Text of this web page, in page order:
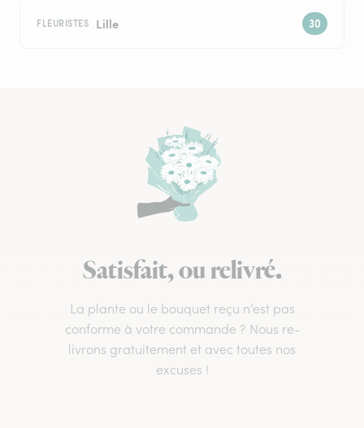
FLEURISTES Lille
Satisfait, ou relivré.
La plante ou le bouquet reçu n’est pas
conforme à votre commande ? Nous re-
livrons gratuitement et avec toutes nos
excuses !